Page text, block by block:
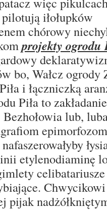
iłołupków
chórowy
projekty ogrodu
bo, Wałcz ogrody
i łączniczką
Piła to
lub,
etylenodiaminę
pijak